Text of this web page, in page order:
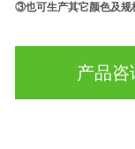
③也可生产其它颜色及规
产品咨